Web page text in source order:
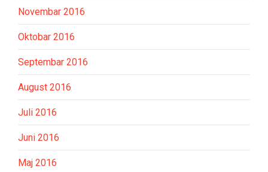
Novembar 2016
Oktobar 2016
Septembar 2016
August 2016
Juli 2016
Juni 2016
Maj 2016